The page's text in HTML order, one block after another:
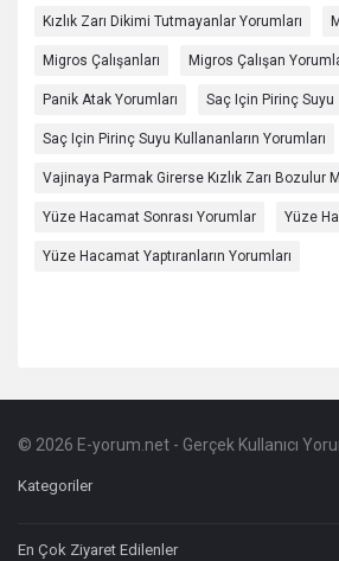
Kızlık Zarı Dikimi Tutmayanlar Yorumları
Migros Çalışanları Migros Çalışan
Panik Atak Yorumları Saç Için Pirinç Suyu
Saç Için Pirinç Suyu Kullananların Yorumları
Vajinaya Parmak Girerse Kızlık Zarı Bozulur
Yüze Hacamat Sonrası Yorumlar Yüze
Yüze Hacamat Yaptıranların Yorumları
Footer
Hakkında
© 2026 E-yorum.net - Gerçek Kullanıcı
Kategoriler
En Çok Ziyaret Edilenler